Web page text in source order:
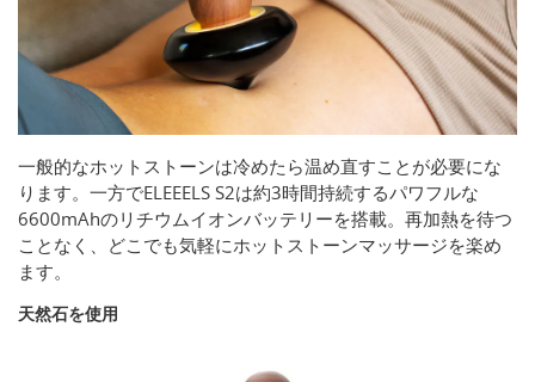
一般的なホットストーンは冷めたら温め直すことが必要にな
ります。一方でELEEELS S2は約3時間持続するパワフルな
6600mAhのリチウムイオンバッテリーを搭載。再加熱を待つ
ことなく、どこでも気軽にホットストーンマッサージを楽め
ます。
天然石を使用